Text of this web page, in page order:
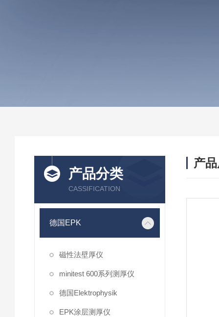
产品分类
CASSIFICATION
德国EPK
磁性法壁厚仪
minitest 600系列测厚仪
德国Elektrophysik
EPK涂层测厚仪
产